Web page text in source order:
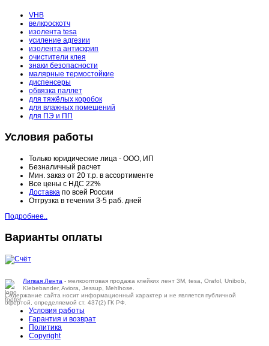
VHB
велкроскотч
изолента tesa
усиление адгезии
изолента антискрип
очистители клея
знаки безопасности
малярные термостойкие
диспенсеры
обвязка паллет
для тяжёлых коробок
для влажных помещений
для ПЭ и ПП
Условия работы
Только юридические лица - ООО, ИП
Безналичный расчет
Мин. заказ от 20 т.р. в ассортименте
Все цены с НДС 22%
Доставка по всей России
Отгрузка в течении 3-5 раб. дней
Подробнее..
Варианты оплаты
Липкая Лента - мелкооптовая продажа клейких лент 3M, tesa, Orafol, Unibob,
Klebebander, Aviora, Jessup, Mehlhose.
Содержание сайта носит информационный характер и не является публичной
офертой, определяемой ст. 437(2) ГК РФ.
Условия работы
Гарантия и возврат
Политика
Copyright